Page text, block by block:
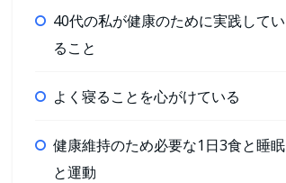
40代の私が健康のために実践してい
ること
よく寝ることを心がけている
健康維持のため必要な1日3食と睡眠
と運動